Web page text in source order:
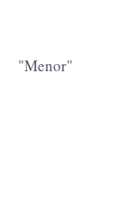
"Menor"